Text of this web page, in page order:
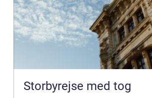
Storbyrejse med tog